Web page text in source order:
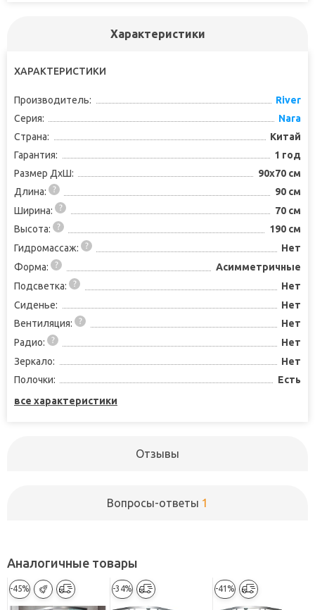
Характеристики
ХАРАКТЕРИСТИКИ
Производитель:
River
Серия:
Nara
Страна:
Китай
Гарантия:
1 год
Размер ДхШ:
90x70 см
Длина:
90 см
Ширина:
70 см
Высота:
190 см
Гидромассаж:
Нет
Форма:
Асимметричные
Подсветка:
Нет
Сиденье:
Нет
Вентиляция:
Нет
Радио:
Нет
Зеркало:
Нет
Полочки:
Есть
все характеристики
Отзывы
Вопросы-ответы 1
Аналогичные товары
-45% -34% -41%